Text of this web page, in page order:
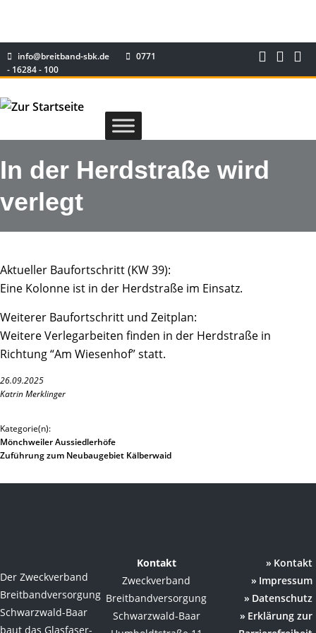
info@breitband-sbk.de
0771
- 16284 - 100
In der Herdstraße wird
verlegt
Aktueller Baufortschritt (KW 39):
Eine Kolonne ist in der Herdstraße im Einsatz.
Weiterer Baufortschritt und Zeitplan:
Weitere Verlegarbeiten finden in der Herdstraße in
Richtung “Am Wiesenhof” statt.
26.09.2025
Katrin Merklinger
Kategorie(n):
Mönchweiler Aussiedlerhöfe
Zuführung zum Neubaugebiet Kälberwaid
Der Zweckverband
Breitbandversorgung
Schwarzwald-Baar
baut das Glasfaser-
Kontakt
Zweckverband
Breitbandversorgung
Schwarzwald-Baar
Kontakt
Impressum
Datenschutz
Erklärung zur